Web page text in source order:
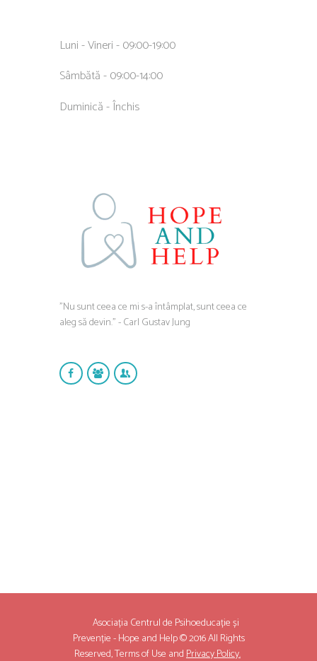
Luni - Vineri - 09:00-19:00
Sâmbătă - 09:00-14:00
Duminică - Închis
”Nu sunt ceea ce mi s-a întâmplat, sunt ceea ce
aleg să devin.” - Carl Gustav Jung
Asociația Centrul de Psihoeducație și
Prevenție - Hope and Help © 2016 All Rights
Reserved,Terms of Use andPrivacy Policy.